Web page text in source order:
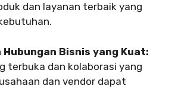
dan layanan terbaik yang
Hubungan Bisnis yang Kuat:
terbuka dan kolaborasi yang
dan vendor dapat